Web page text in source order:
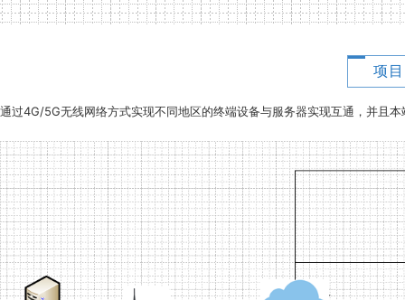
项
通过4G/5G无线网络方式实现不同地区的终端设备与服务器实现互通，并且